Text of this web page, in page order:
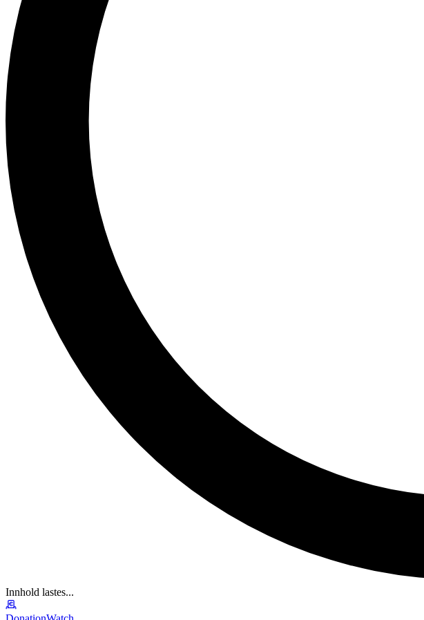
Innhold lastes...